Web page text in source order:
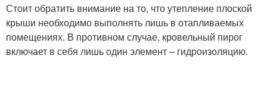
Стоит обратить внимание на то, что утепление плоской
крыши необходимо выполнять лишь в отапливаемых
помещениях. В противном случае, кровельный пирог
включает в себя лишь один элемент – гидроизоляцию.